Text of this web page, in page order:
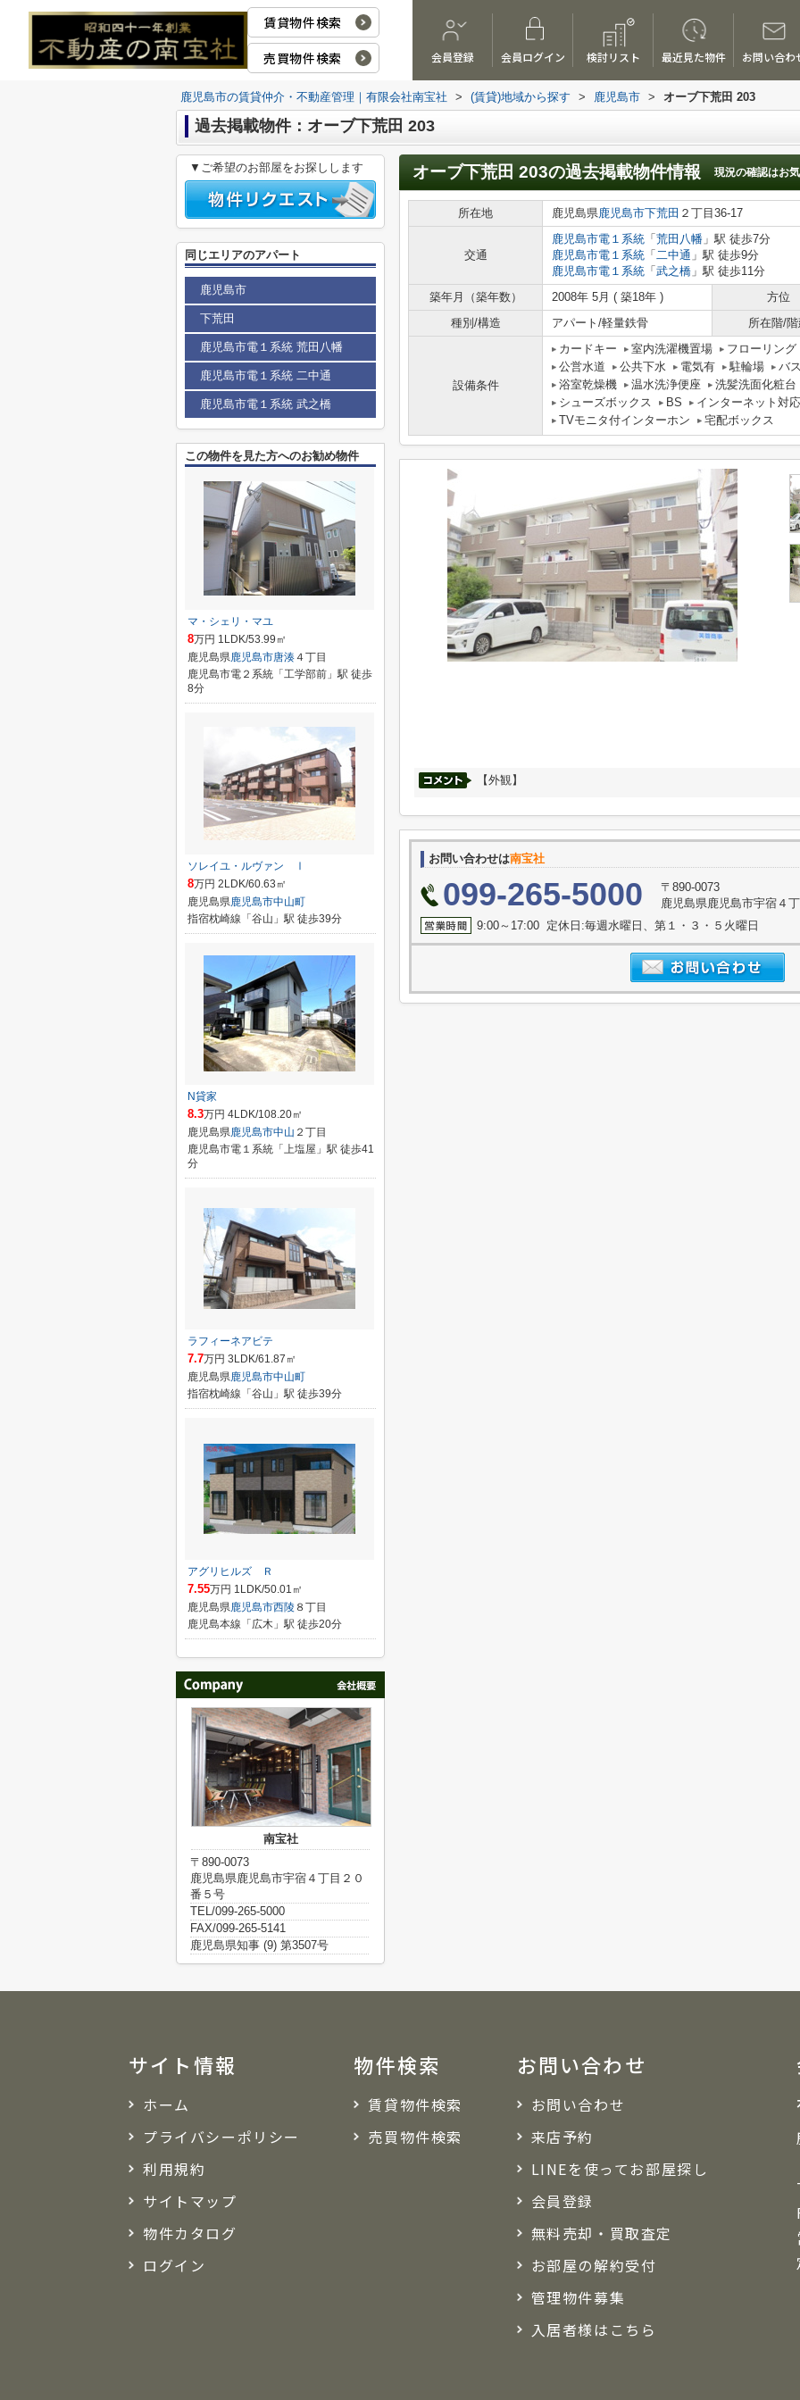
賃貸物件検索
売買物件検索
会員登録 会員ログイン 検討リスト 最近見た物件 お問い合わ
鹿児島市の賃貸仲介・不動産管理｜有限会社南宝社 > (賃貸)地域から探す > 鹿児島市 > オーブ下荒田 203
過去掲載物件：オーブ下荒田 203
オーブ下荒田 203の過去掲載物件情報 現況の確認はお
所在地 鹿児島県鹿児島市下荒田 ２丁目36-17
交通
鹿児島市電１系統 「 荒田八幡 」駅 徒歩7分
鹿児島市電１系統 「 二中通 」駅 徒歩9分
鹿児島市電１系統 「 武之橋 」駅 徒歩11分
築年月（築年数）
2008年 5月 ( 築18年 ) 方位
種別/構造
アパート/軽量鉄骨 所在階/階
設備条件
カードキー 室内洗濯機置場 フローリング
公営水道
公共下水 電気有 駐輪場 バ
浴室乾燥機
温水洗浄便座 洗髪洗面化粧台
シューズボックス
BS インターネット対応
TVモニタ付インターホン
宅配ボックス
【外観】
お問い合わせは南宝社
099-265-5000
〒890-0073
鹿児島県鹿児島市宇宿４
9:00～17:00 定休日:毎週水曜日、第１・３・５火曜日
▼ご希望のお部屋をお探しします
同じエリアのアパート
鹿児島市
下荒田
鹿児島市電１系統 荒田八幡
鹿児島市電１系統 二中通
鹿児島市電１系統 武之橋
この物件を見た方へのお勧め物件
マ・シェリ・マユ
8万円 1LDK/53.99㎡
鹿児島県鹿児島市唐湊４丁目
鹿児島市電２系統「工学部前」駅 徒歩
8分
ソレイユ・ルヴァン Ⅰ
8万円 2LDK/60.63㎡
鹿児島県鹿児島市中山町
指宿枕崎線「谷山」駅 徒歩39分
N貸家
8.3万円 4LDK/108.20㎡
鹿児島県鹿児島市中山 ２丁目
鹿児島市電１系統「上塩屋」駅 徒歩41
分
ラフィーネアビテ
7.7万円 3LDK/61.87㎡
鹿児島県鹿児島市中山町
指宿枕崎線「谷山」駅 徒歩39分
アグリヒルズ Ｒ
7.55万円 1LDK/50.01㎡
鹿児島県鹿児島市西陵 ８丁目
鹿児島本線「広木」駅 徒歩20分
南宝社
〒890-0073
鹿児島県鹿児島市宇宿４丁目２０
番５号
TEL/099-265-5000
FAX/099-265-5141
鹿児島県知事 (9) 第3507号
サイト情報
ホーム
プライバシーポリシー
利用規約
サイトマップ
物件カタログ
ログイン
物件検索
賃貸物件検索
売買物件検索
お問い合わせ
お問い合わせ
来店予約
LINEを使ってお部屋探し
会員登録
無料売却・買取査定
お部屋の解約受付
管理物件募集
入居者様はこちら